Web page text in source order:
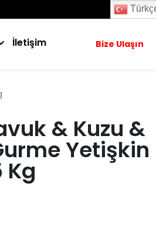
İletişim Bize Ulaşın
& Kuzu &
Yetişkin
Kg